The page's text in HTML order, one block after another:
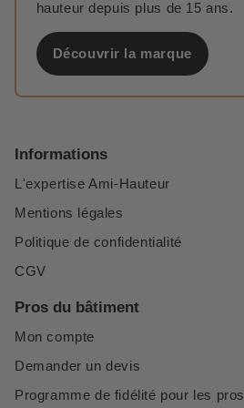
hauteur depuis plus de 15 ans.
Découvrir la marque
Informations
L'expertise Ami-Hauteur
Mentions légales
Politique de confidentialité
CGV
Pros du bâtiment
Mon compte
Demander un devis
Programme de fidélité pour les pros